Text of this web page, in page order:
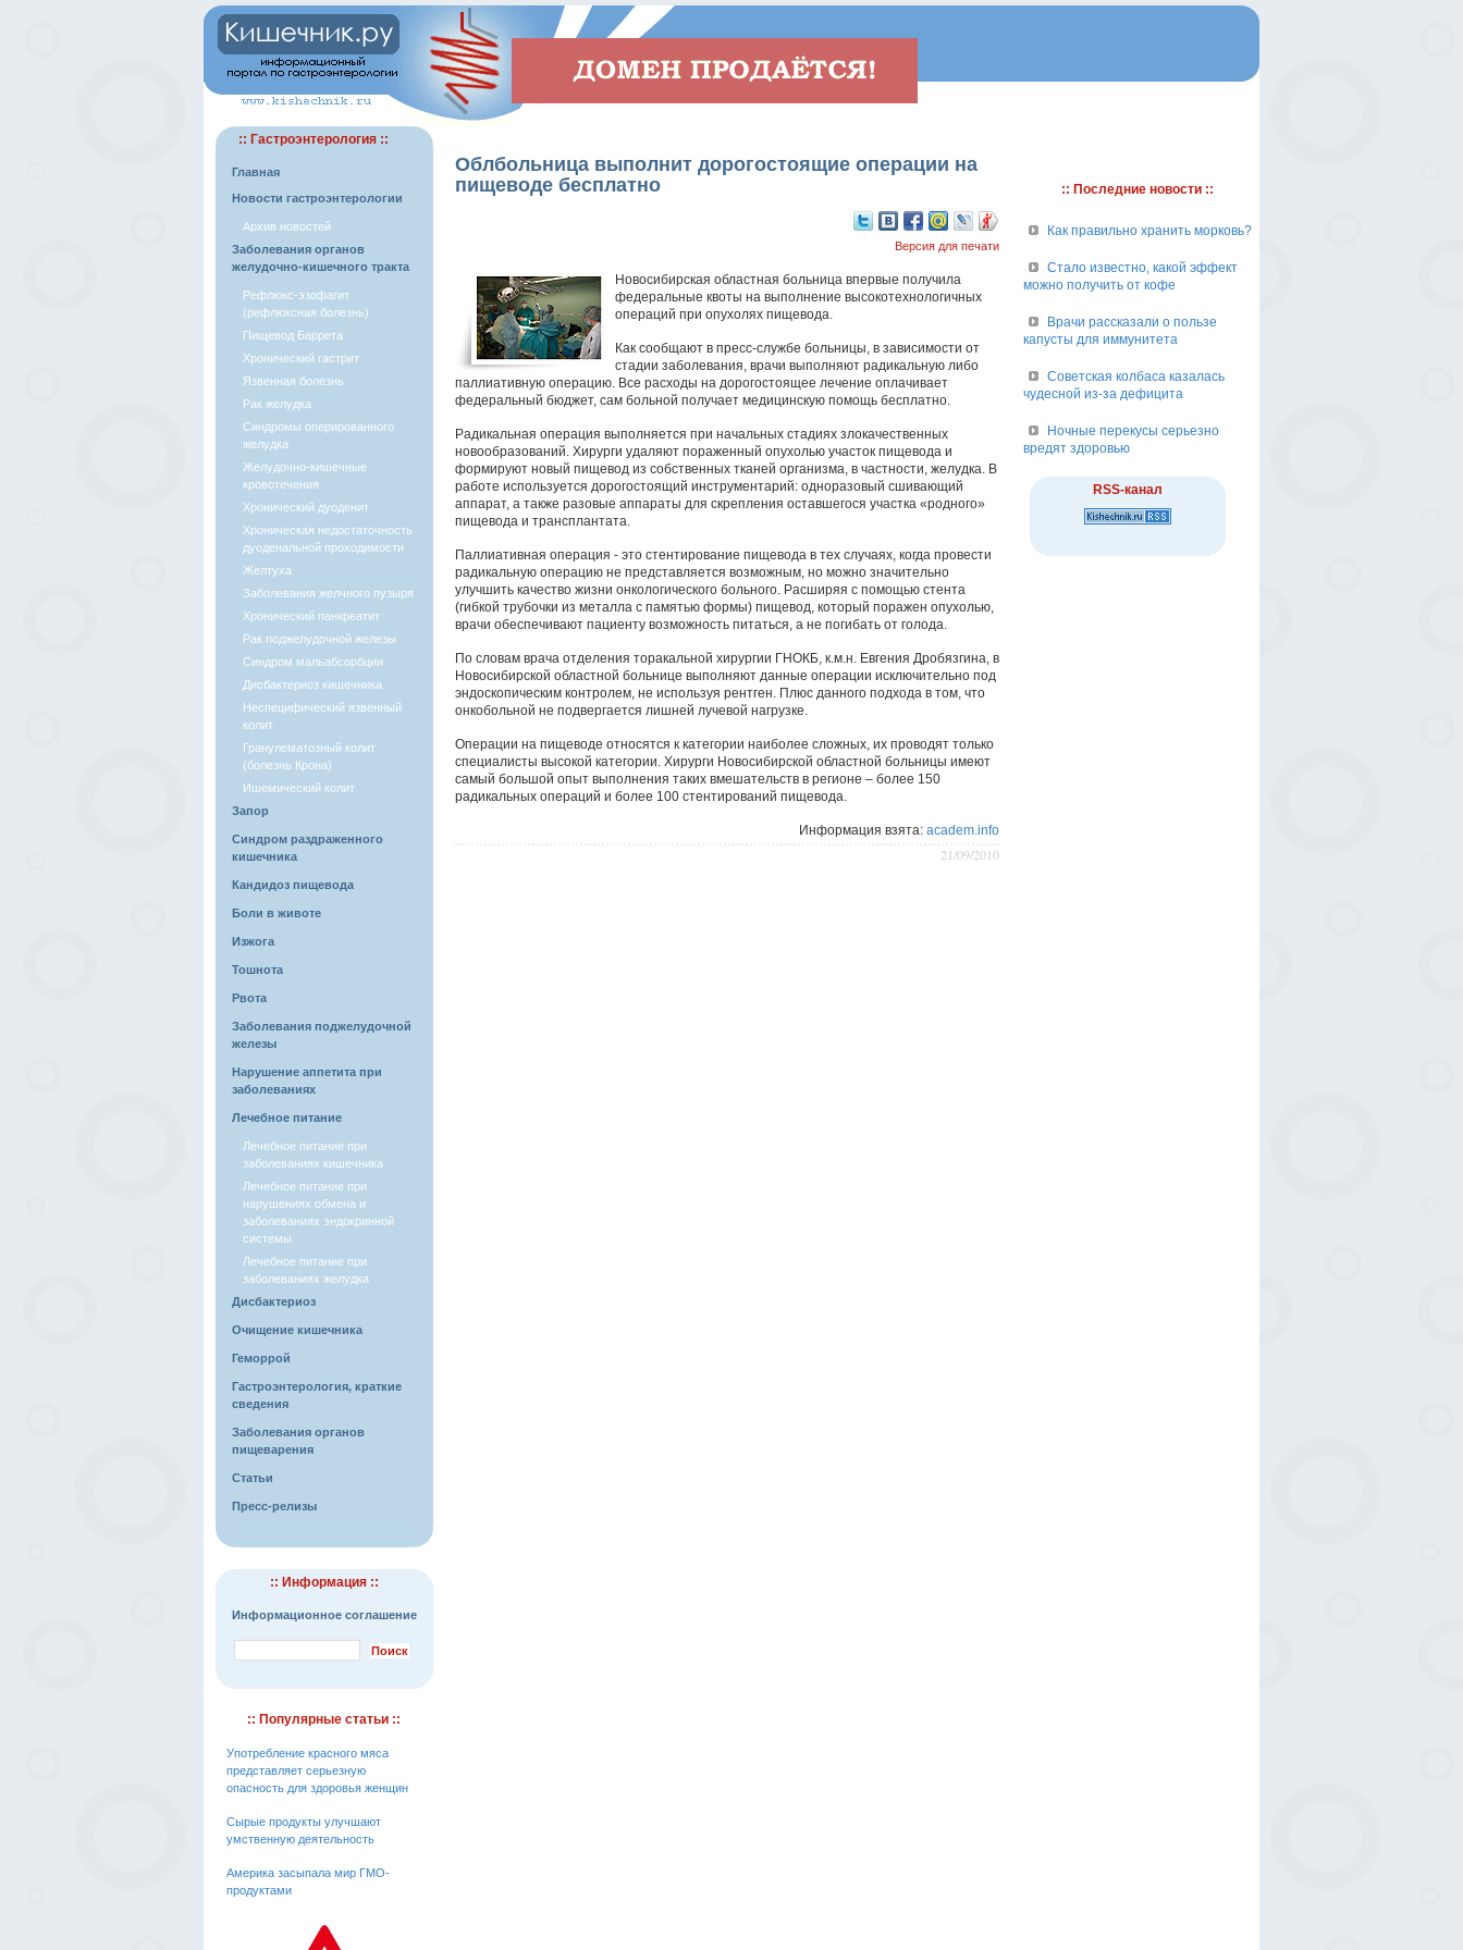
:: Гастроэнтерология ::
Главная
Новости гастроэнтерологии
Архив новостей
Заболевания органов
желудочно-кишечного тракта
Рефлюкс-эзофагит
(рефлюксная болезнь)
Пищевод Баррета
Хронический гастрит
Язвенная болезнь
Рак желудка
Синдромы оперированного
желудка
Желудочно-кишечные
кровотечения
Хронический дуоденит
Хроническая недостаточность
дуоденальной проходимости
Желтуха
Заболевания желчного пузыря
Хронический панкреатит
Рак поджелудочной железы
Синдром мальабсорбции
Дисбактериоз кишечника
Неспецифический язвенный
колит
Гранулематозный колит
(болезнь Крона)
Ишемический колит
Запор
Синдром раздраженного
кишечника
Кандидоз пищевода
Боли в животе
Изжога
Тошнота
Рвота
Заболевания поджелудочной
железы
Нарушение аппетита при
заболеваниях
Лечебное питание
Лечебное питание при
заболеваниях кишечника
Лечебное питание при
нарушениях обмена и
заболеваниях эндокринной
системы
Лечебное питание при
заболеваниях желудка
Дисбактериоз
Очищение кишечника
Геморрой
Гастроэнтерология, краткие
сведения
Заболевания органов
пищеварения
Статьи
Пресс-релизы
:: Информация ::
Информационное соглашение
:: Популярные статьи ::
Употребление красного мяса
представляет серьезную
опасность для здоровья женщин
Сырые продукты улучшают
умственную деятельность
Америка засыпала мир ГМО-
продуктами
Облбольница выполнит дорогостоящие операции на
пищеводе бесплатно
Версия для печати
Новосибирская областная больница впервые получила
федеральные квоты на выполнение высокотехнологичных
операций при опухолях пищевода.
Как сообщают в пресс-службе больницы, в зависимости от
стадии заболевания, врачи выполняют радикальную либо
паллиативную операцию. Все расходы на дорогостоящее лечение оплачивает
федеральный бюджет, сам больной получает медицинскую помощь бесплатно.
Радикальная операция выполняется при начальных стадиях злокачественных
новообразований. Хирурги удаляют пораженный опухолью участок пищевода и
формируют новый пищевод из собственных тканей организма, в частности, желудка. В
работе используется дорогостоящий инструментарий: одноразовый сшивающий
аппарат, а также разовые аппараты для скрепления оставшегося участка «родного»
пищевода и трансплантата.
Паллиативная операция - это стентирование пищевода в тех случаях, когда провести
радикальную операцию не представляется возможным, но можно значительно
улучшить качество жизни онкологического больного. Расширяя с помощью стента
(гибкой трубочки из металла с памятью формы) пищевод, который поражен опухолью,
врачи обеспечивают пациенту возможность питаться, а не погибать от голода.
По словам врача отделения торакальной хирургии ГНОКБ, к.м.н. Евгения Дробязгина, в
Новосибирской областной больнице выполняют данные операции исключительно под
эндоскопическим контролем, не используя рентген. Плюс данного подхода в том, что
онкобольной не подвергается лишней лучевой нагрузке.
Операции на пищеводе относятся к категории наиболее сложных, их проводят только
специалисты высокой категории. Хирурги Новосибирской областной больницы имеют
самый большой опыт выполнения таких вмешательств в регионе – более 150
радикальных операций и более 100 стентирований пищевода.
Информация взята: academ.info
21/09/2010
:: Последние новости ::
Как правильно хранить морковь?
Стало известно, какой эффект
можно получить от кофе
Врачи рассказали о пользе
капусты для иммунитета
Советская колбаса казалась
чудесной из-за дефицита
Ночные перекусы серьезно
вредят здоровью
RSS-канал